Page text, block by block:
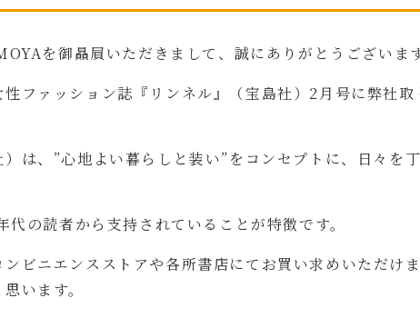
を御贔屓いただきまして、誠にありがとうございます
ファッション誌『リンネル』（宝島社）2月号に弊社
）は、”心地よい暮らしと装い”をコンセプトに、日々を
の読者から支持されていることが特徴です。
ビニエンスストアや各所書店にてお買い求めいただけ
います。